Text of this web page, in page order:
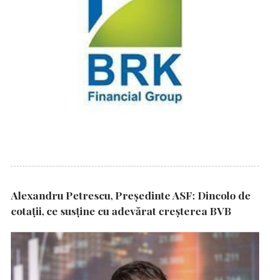
Alexandru Petrescu, Președinte ASF: Dincolo de
cotații, ce susține cu adevărat creșterea BVB